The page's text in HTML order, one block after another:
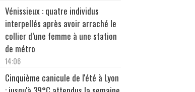
Vénissieux : quatre individus
interpellés après avoir arraché le
collier d’une femme à une station
de métro
14:06
Cinquième canicule de l'été à Lyon